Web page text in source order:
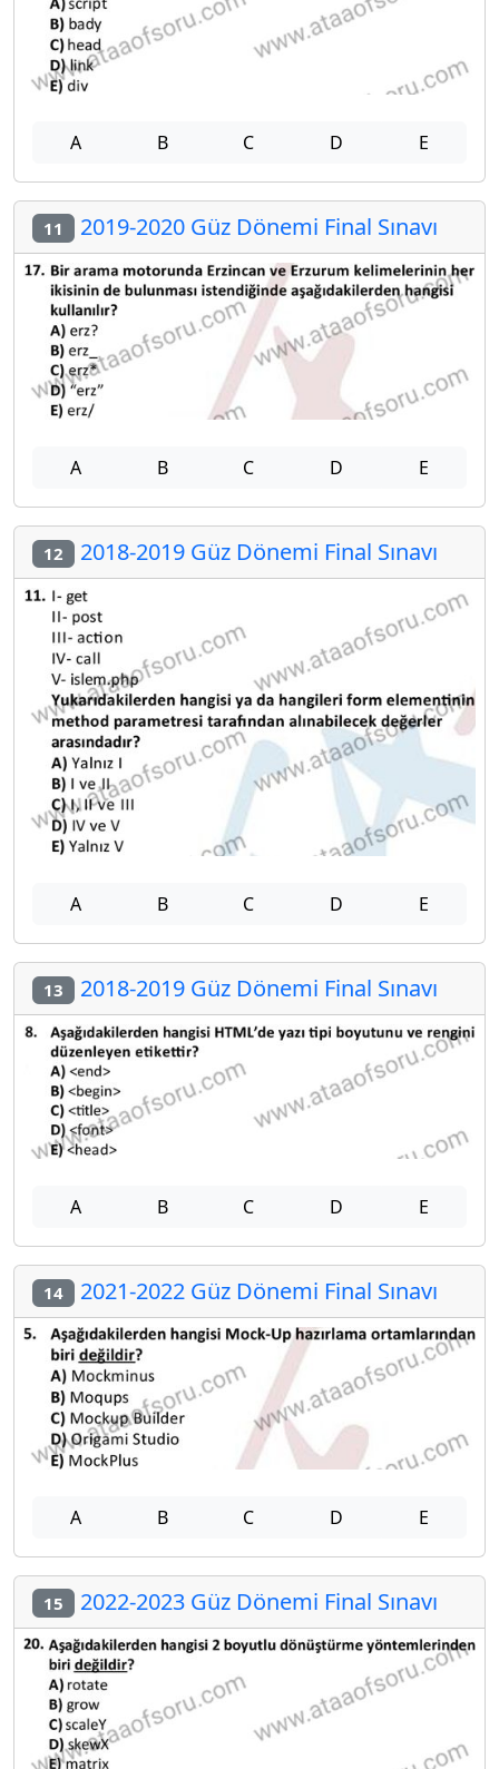
A B C D E
11 2019-2020 Güz Dönemi Final Sınavı
A B C D E
12 2018-2019 Güz Dönemi Final Sınavı
A B C D E
13 2018-2019 Güz Dönemi Final Sınavı
A B C D E
14 2021-2022 Güz Dönemi Final Sınavı
A B C D E
15 2022-2023 Güz Dönemi Final Sınavı